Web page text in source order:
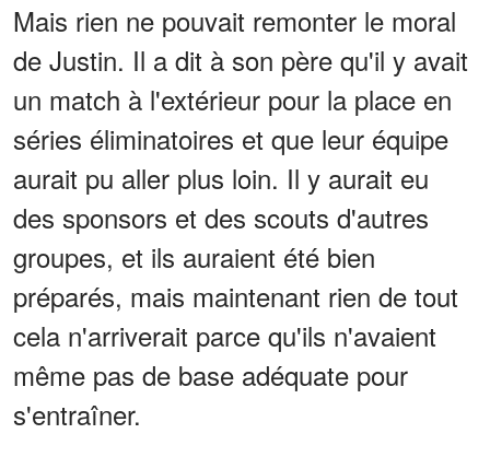
Mais rien ne pouvait remonter le moral
de Justin. Il a dit à son père qu'il y avait
un match à l'extérieur pour la place en
séries éliminatoires et que leur équipe
aurait pu aller plus loin. Il y aurait eu
des sponsors et des scouts d'autres
groupes, et ils auraient été bien
préparés, mais maintenant rien de tout
cela n'arriverait parce qu'ils n'avaient
même pas de base adéquate pour
s'entraîner.